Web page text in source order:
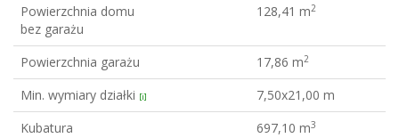
Powierzchnia domu
bez garażu
128,41 m2
Powierzchnia garażu 17,86 m2
Min. wymiary działki [i]
7,50x21,00 m
Kubatura
697,10 m3